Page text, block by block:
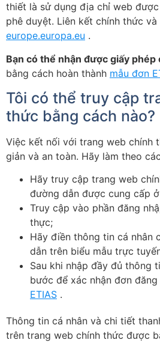
thiết là sử dụng địa chỉ web được
phê duyệt. Liên kết chính thức và
europe.europa.eu .
Bạn có thể nhận được giấy
bằng cách hoàn thành mẫu đơn
Tôi có thể truy cập
thức bằng cách nào?
Việc kết nối với trang web chính
giản và an toàn. Hãy làm theo
Hãy truy cập trang web
đường dẫn được cung cấp
Truy cập vào phần đăng
thực;
Hãy điền thông tin cá nhân
dẫn trên biểu mẫu trực
Sau khi nhập đầy đủ thông
bước để xác nhận đơn
ETIAS .
Thông tin cá nhân và chi tiết
trên trang web chính thức được